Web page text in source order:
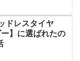
ドレスタイヤ
】に選ばれたの